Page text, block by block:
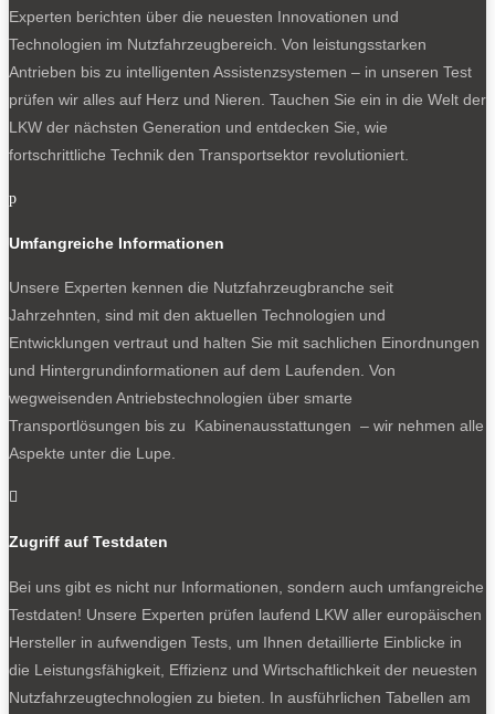
Experten berichten über die neuesten Innovationen und
Technologien im Nutzfahrzeugbereich. Von leistungsstarken
Antrieben bis zu intelligenten Assistenzsystemen – in unseren Test
prüfen wir alles auf Herz und Nieren. Tauchen Sie ein in die Welt der
LKW der nächsten Generation und entdecken Sie, wie
fortschrittliche Technik den Transportsektor revolutioniert.
p
Umfangreiche Informationen
Unsere Experten kennen die Nutzfahrzeugbranche seit
Jahrzehnten, sind mit den aktuellen Technologien und
Entwicklungen vertraut und halten Sie mit sachlichen Einordnungen
und Hintergrundinformationen auf dem Laufenden. Von
wegweisenden Antriebstechnologien über smarte
Transportlösungen bis zu Kabinenausstattungen – wir nehmen alle
Aspekte unter die Lupe.

Zugriff auf Testdaten
Bei uns gibt es nicht nur Informationen, sondern auch umfangreiche
Testdaten! Unsere Experten prüfen laufend LKW aller europäischen
Hersteller in aufwendigen Tests, um Ihnen detaillierte Einblicke in
die Leistungsfähigkeit, Effizienz und Wirtschaftlichkeit der neuesten
Nutzfahrzeugtechnologien zu bieten. In ausführlichen Tabellen am